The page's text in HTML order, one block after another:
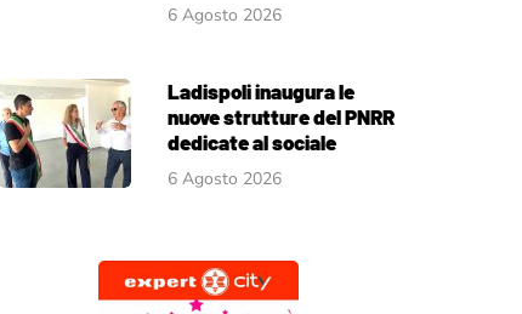
6 Agosto 2026
Ladispoli inaugura le
nuove strutture del PNRR
dedicate al sociale
6 Agosto 2026